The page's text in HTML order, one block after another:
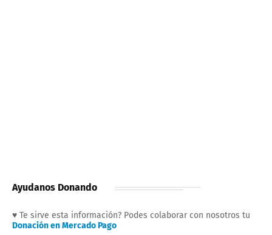
Ayudanos Donando
♥ Te sirve esta información? Podes colaborar con nosotros tu
Donación en Mercado Pago